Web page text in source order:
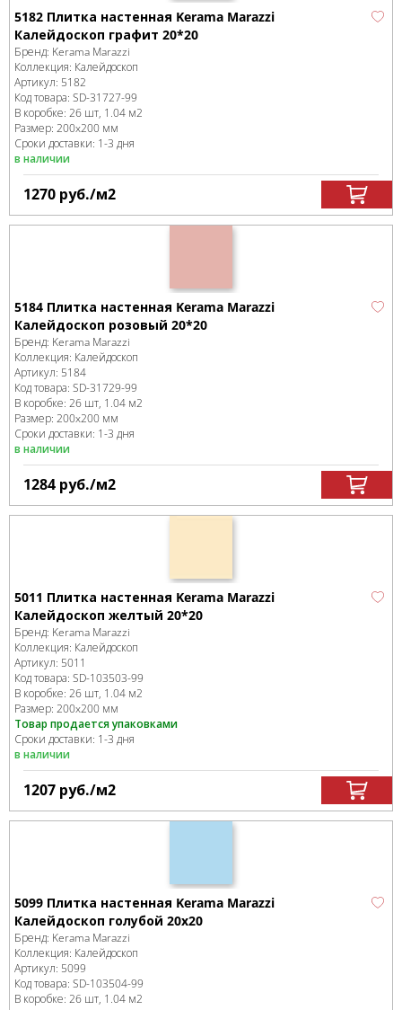
5182 Плитка настенная Kerama Marazzi
Калейдоскоп графит 20*20
Бренд: Kerama Marazzi
Коллекция: Калейдоскоп
Артикул: 5182
Код товара: SD-31727-99
В коробке: 26 шт, 1.04 м2
Размер: 200x200 мм
Сроки доставки: 1-3 дня
в наличии
1270 руб./м2
5184 Плитка настенная Kerama Marazzi
Калейдоскоп розовый 20*20
Бренд: Kerama Marazzi
Коллекция: Калейдоскоп
Артикул: 5184
Код товара: SD-31729-99
В коробке: 26 шт, 1.04 м2
Размер: 200x200 мм
Сроки доставки: 1-3 дня
в наличии
1284 руб./м2
5011 Плитка настенная Kerama Marazzi
Калейдоскоп желтый 20*20
Бренд: Kerama Marazzi
Коллекция: Калейдоскоп
Артикул: 5011
Код товара: SD-103503-99
В коробке: 26 шт, 1.04 м2
Размер: 200x200 мм
Товар продается упаковками
Сроки доставки: 1-3 дня
в наличии
1207 руб./м2
5099 Плитка настенная Kerama Marazzi
Калейдоскоп голубой 20x20
Бренд: Kerama Marazzi
Коллекция: Калейдоскоп
Артикул: 5099
Код товара: SD-103504-99
В коробке: 26 шт, 1.04 м2